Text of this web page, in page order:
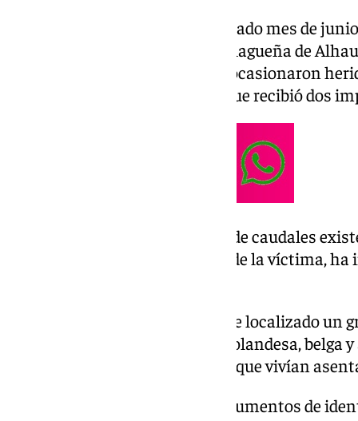
La investigación se inició el pasado mes de
una vivienda de la localidad malagueña de
irrumpieron dos personas que ocasionaron
fuego a uno de los moradores, que recibió dos
Estos hombres robaron la caja de caudales
de muerte a la mujer y a la hija de la víctima,
Tras las gestiones realizadas fue localizado
individuos de nacionalidades holandesa, belga
desapercibidos como turistas y que vivían
Estos individuos utilizaban documentos de